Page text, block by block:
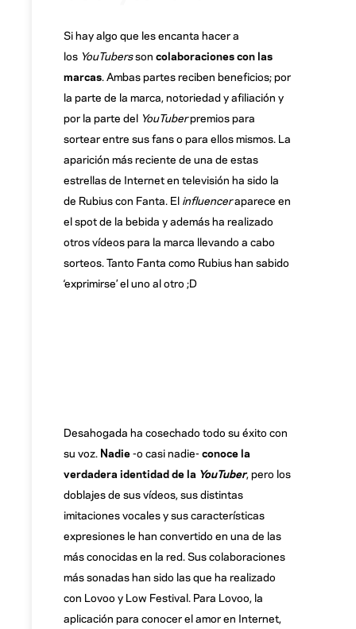
Si hay algo que les encanta hacer a
los YouTubersson colaboraciones con las
marcas . Ambas partes reciben beneficios; por
la parte de la marca, notoriedad y afiliación y
por la parte del YouTuberpremios para
sortear entre sus fans o para ellos mismos. La
aparición más reciente de una de estas
estrellas de Internet en televisión ha sido la
de Rubius con Fanta. El influenceraparece en
el spot de la bebida y además ha realizado
otros vídeos para la marca llevando a cabo
sorteos. Tanto Fanta como Rubius han sabido
‘exprimirse’ el uno al otro ;D
Desahogada ha cosechado todo su éxito con
su voz. Nadie-o casi nadie- conoce la
verdadera identidad de la YouTuber, pero los
doblajes de sus vídeos, sus distintas
imitaciones vocales y sus características
expresiones le han convertido en una de las
más conocidas en la red. Sus colaboraciones
más sonadas han sido las que ha realizado
con Lovoo y Low Festival. Para Lovoo, la
aplicación para conocer el amor en Internet,